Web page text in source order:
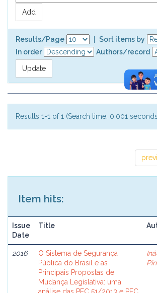
Results/Page
Sort items by
In order
Authors/record
Results 1-1 of 1 (Search time: 0.001
Item hits:
Issue
Date
Title
2016
O Sistema de Segurança
Pública do Brasil e as
Principais Propostas de
Mudança Legislativa: uma